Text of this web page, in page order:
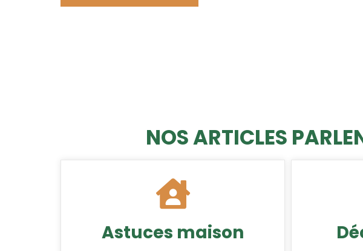
NOS ARTICLES
Astuces maison